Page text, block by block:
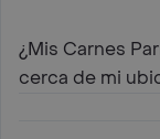
¿Mis Carnes
cerca de mi